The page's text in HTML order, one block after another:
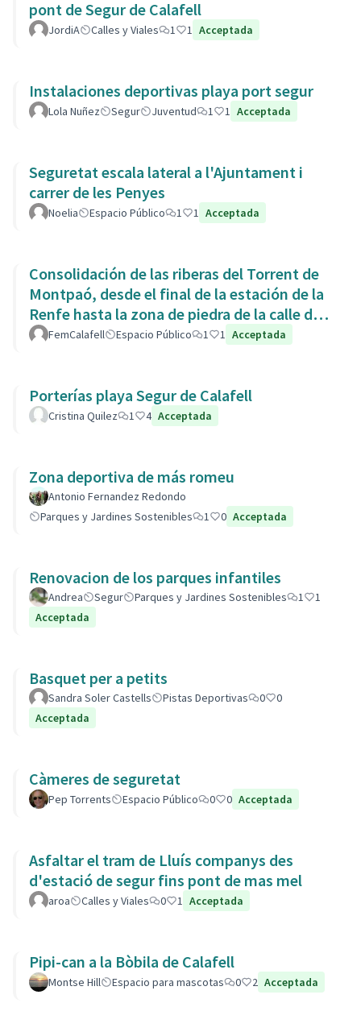
pont de Segur de Calafell
JordiA Calles y Viales 1 1 Acceptada
Instalaciones deportivas playa port segur
Lola Nuñez Segur Juventud 1 1 Acceptada
Seguretat escala lateral a l'Ajuntament i
carrer de les Penyes
Noelia Espacio Público 1 1 Acceptada
Consolidación de las riberas del Torrent de
Montpaó, desde el final de la estación de la
Renfe hasta la zona de piedra de la calle de
L’Estany.
FemCalafell Espacio Público 1 1 Acceptada
Porterías playa Segur de Calafell
Cristina Quilez 1 4 Acceptada
Zona deportiva de más romeu
Antonio Fernandez Redondo
Parques y Jardines Sostenibles
1 0 Acceptada
Renovacion de los parques infantiles
Andrea Segur Parques y Jardines Sostenibles 1
1
Acceptada
Basquet per a petits
Sandra Soler Castells Pistas Deportivas 0
0
Acceptada
Càmeres de seguretat
Pep Torrents Espacio Público 0 0 Acceptada
Asfaltar el tram de Lluís companys des
d'estació de segur fins pont de mas mel
aroa Calles y Viales 0 1 Acceptada
Pipi-can a la Bòbila de Calafell
Montse Hill Espacio para mascotas 0 2 Acceptada